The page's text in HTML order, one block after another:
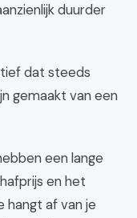
duurder
dat steeds
gemaakt van een
een lange
en het
hangt af van je